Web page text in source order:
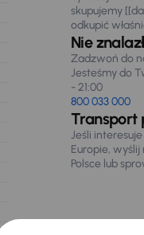
skupujemy
odkupić
Nie
Zadzwoń do
Jesteśmy do
- 21:00
800 033 000
Transport
Jeśli
Europie,
Polsce lub